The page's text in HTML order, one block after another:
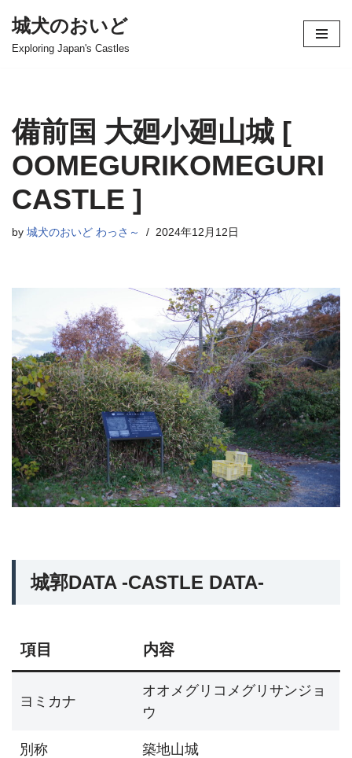
コ
ツ
へ
ス
キ
ッ
プ
城犬のおいど
Exploring Japan's Castles
備前国 大廻小廻山城 [
OOMEGURIKOMEGURI
CASTLE ]
by 城犬のおいど わっさ～ 2024年12月12日
城郭DATA -CASTLE DATA-
項目 内容
ヨミカナ
オオメグリコメグリサンジョ
ウ
別称 築地山城